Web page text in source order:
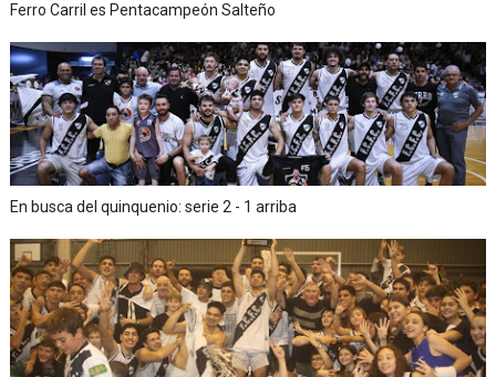
Ferro Carril es Pentacampeón Salteño
En busca del quinquenio: serie 2 - 1 arriba